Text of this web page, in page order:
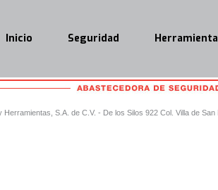
Inicio Seguridad
S.A. de C.V. - De los Silos 922 Col. Villa de